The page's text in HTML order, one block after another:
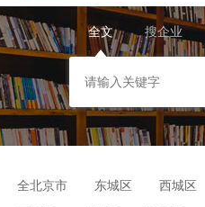
全文 搜企业
全北京市 东城区 西城区